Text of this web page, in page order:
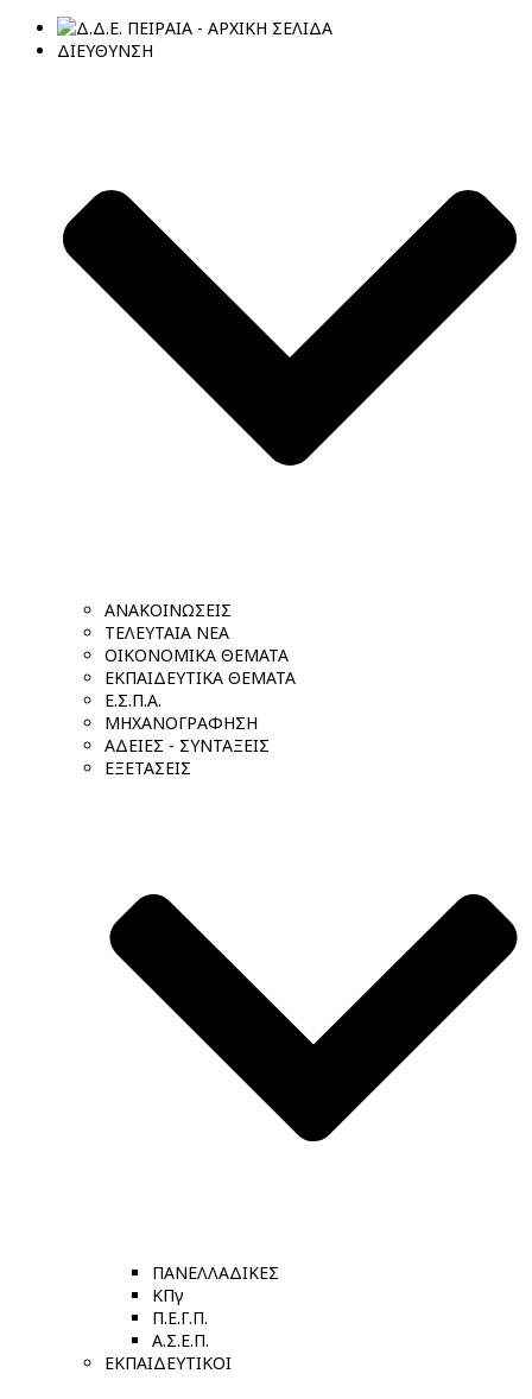
ΔΙΕΥΘΥΝΣΗ
ΑΝΑΚΟΙΝΩΣΕΙΣ
ΤΕΛΕΥΤΑΙΑ ΝΕΑ
ΟΙΚΟΝΟΜΙΚΑ ΘΕΜΑΤΑ
ΕΚΠΑΙΔΕΥΤΙΚΑ ΘΕΜΑΤΑ
Ε.Σ.Π.Α.
ΜΗΧΑΝΟΓΡΑΦΗΣΗ
ΑΔΕΙΕΣ - ΣΥΝΤΑΞΕΙΣ
ΕΞΕΤΑΣΕΙΣ
ΠΑΝΕΛΛΑΔΙΚΕΣ
ΚΠγ
Π.Ε.Γ.Π.
Α.Σ.Ε.Π.
ΕΚΠΑΙΔΕΥΤΙΚΟΙ